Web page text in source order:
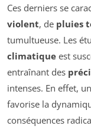
Ces derniers se
violent, de pluies
tumultueuse. Les
climatique est
entraînant des
intenses. En effet,
favorise la
conséquences